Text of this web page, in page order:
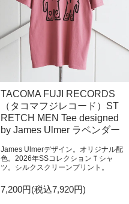
TACOMA FUJI RECORDS
（タコマフジレコード）ST
RETCH MEN Tee designed
by James Ulmer ラベンダー
James Ulmerデザイン。オリジナル配
色。2026年SSコレクションＴシャ
ツ。シルクスクリーンプリント。
7,200円(税込7,920円)